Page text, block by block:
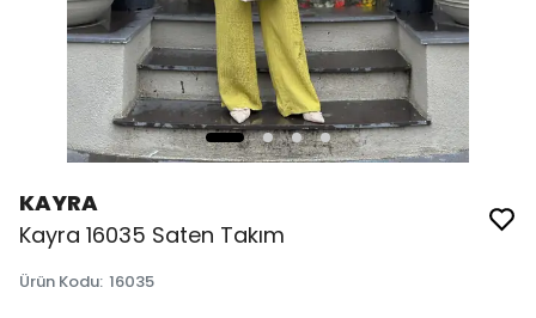
KAYRA
Kayra 16035 Saten Takım
Ürün Kodu: 16035